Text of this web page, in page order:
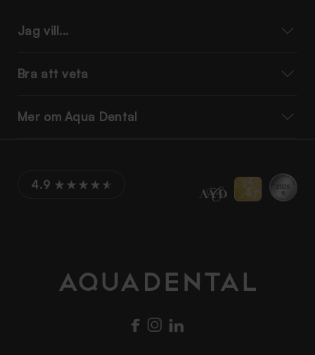
Jag vill...
Bra att veta
Mer om Aqua Dental
4.9